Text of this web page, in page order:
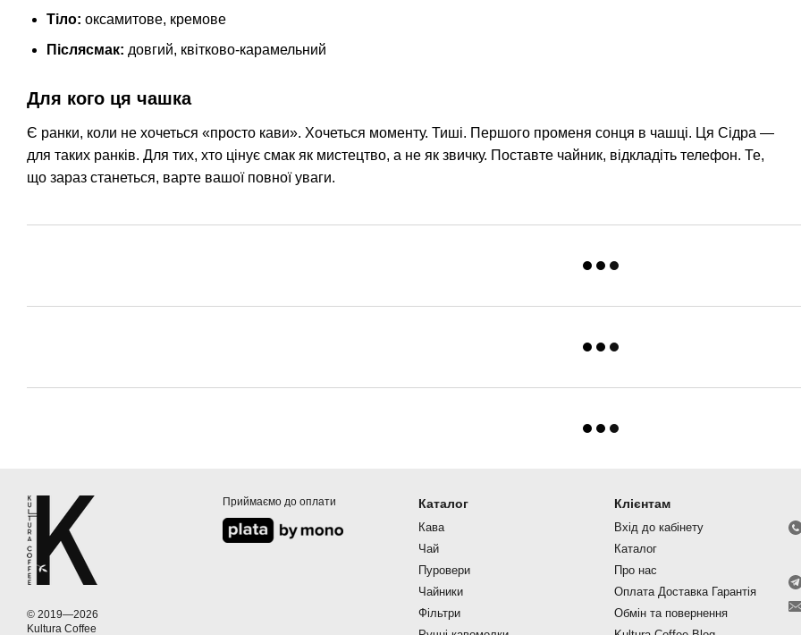
Тіло: оксамитове, кремове
Післясмак: довгий, квітково-карамельний
Для кого ця чашка
Є ранки, коли не хочеться «просто кави». Хочеться моменту. Тиші. Першого променя сонця в чашці. Ця Сідра —
для таких ранків. Для тих, хто цінує смак як мистецтво, а не як звичку. Поставте чайник, відкладіть телефон. Те,
що зараз станеться, варте вашої повної уваги.
© 2019—2026
Kultura Coffee
Приймаємо до оплати Каталог
Кава
Чай
Пуровери
Чайники
Фільтри
Клієнтам
Вхід до кабінету
Каталог
Про нас
Оплата Доставка Гарантія
Обмін та повернення